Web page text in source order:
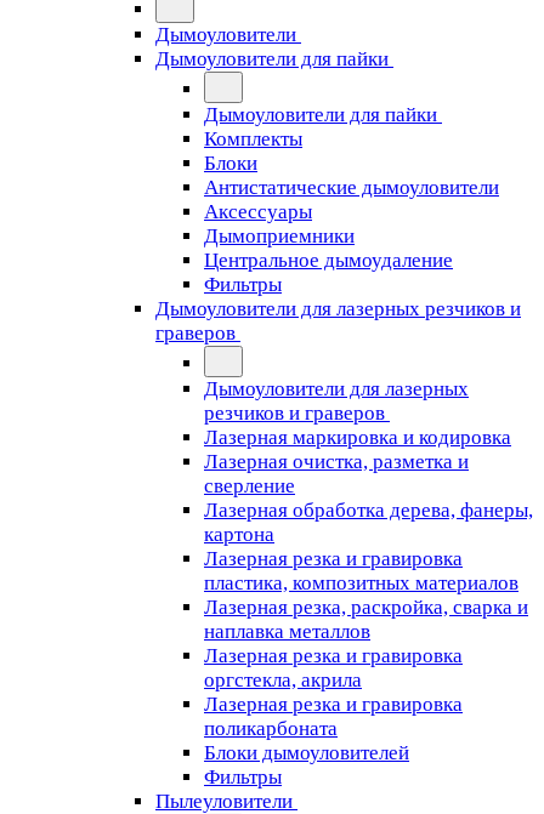
Дымоуловители
Дымоуловители для пайки
Дымоуловители для пайки
Комплекты
Блоки
Антистатические дымоуловители
Аксессуары
Дымоприемники
Центральное дымоудаление
Фильтры
Дымоуловители для лазерных резчиков и
граверов
Дымоуловители для лазерных
резчиков и граверов
Лазерная маркировка и кодировка
Лазерная очистка, разметка и
сверление
Лазерная обработка дерева, фанеры,
картона
Лазерная резка и гравировка
пластика, композитных материалов
Лазерная резка, раскройка, сварка и
наплавка металлов
Лазерная резка и гравировка
оргстекла, акрила
Лазерная резка и гравировка
поликарбоната
Блоки дымоуловителей
Фильтры
Пылеуловители